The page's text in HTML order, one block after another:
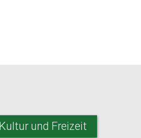
Kultur und Freizeit